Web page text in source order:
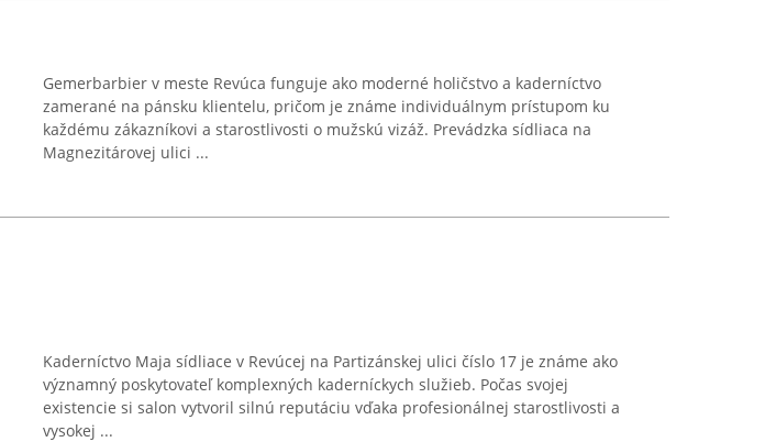
Gemerbarbier v meste Revúca funguje ako moderné holičstvo a kaderníctvo
zamerané na pánsku klientelu, pričom je známe individuálnym prístupom ku
každému zákazníkovi a starostlivosti o mužskú vizáž. Prevádzka sídliaca na
Magnezitárovej ulici ...
Kaderníctvo Maja sídliace v Revúcej na Partizánskej ulici číslo 17 je známe ako
významný poskytovateľ komplexných kaderníckych služieb. Počas svojej
existencie si salon vytvoril silnú reputáciu vďaka profesionálnej starostlivosti a
vysokej ...